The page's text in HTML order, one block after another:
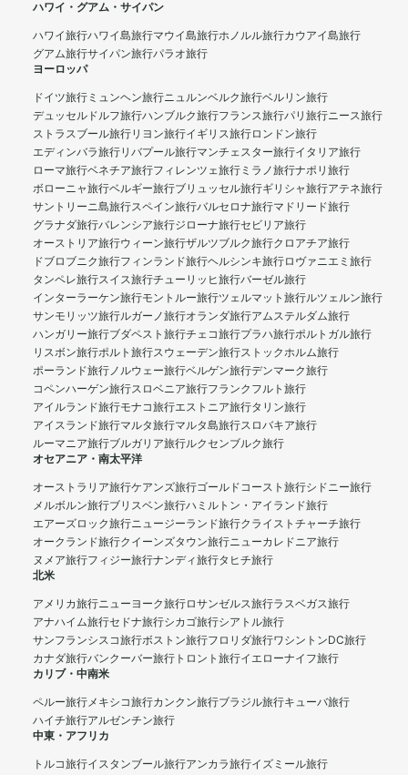
ハワイ・グアム・サイパン
ハワイ旅行ハワイ島旅行マウイ島旅行ホノルル旅行カウアイ島旅行
グアム旅行サイパン旅行パラオ旅行
ヨーロッパ
ドイツ旅行 ミュンヘン旅行ニュルンベルク旅行ベルリン旅行
デュッセルドルフ旅行ハンブルク旅行フランス旅行パリ旅行ニース旅行
ストラスブール旅行リヨン旅行イギリス旅行ロンドン旅行
エディンバラ旅行リバプール旅行マンチェスター旅行イタリア旅行
ローマ旅行ベネチア旅行フィレンツェ旅行 ミラノ旅行ナポリ旅行
ボローニャ旅行ベルギー旅行ブリュッセル旅行ギリシャ旅行アテネ旅行
サントリーニ島旅行スペイン旅行バルセロナ旅行マドリード旅行
グラナダ旅行バレンシア旅行ジローナ旅行セビリア旅行
オーストリア旅行ウィーン旅行ザルツブルク旅行クロアチア旅行
ドブロブニク旅行フィンランド旅行ヘルシンキ旅行ロヴァニエミ旅行
タンペレ旅行スイス旅行チューリッヒ旅行バーゼル旅行
インターラーケン旅行モントルー旅行ツェルマット旅行ルツェルン旅行
サンモリッツ旅行ルガーノ旅行オランダ旅行アムステルダム旅行
ハンガリー旅行ブダペスト旅行チェコ旅行プラハ旅行ポルトガル旅行
リスボン旅行ポルト旅行スウェーデン旅行ストックホルム旅行
ポーランド旅行ノルウェー旅行ベルゲン旅行デンマーク旅行
コペンハーゲン旅行スロベニア旅行フランクフルト旅行
アイルランド旅行モナコ旅行エストニア旅行タリン旅行
アイスランド旅行マルタ旅行マルタ島旅行スロバキア旅行
ルーマニア旅行ブルガリア旅行ルクセンブルク旅行
オセアニア・南太平洋
オーストラリア旅行ケアンズ旅行ゴールドコースト旅行シドニー旅行
メルボルン旅行ブリスベン旅行ハミルトン・アイランド旅行
エアーズロック旅行ニュージーランド旅行クライストチャーチ旅行
オークランド旅行クイーンズタウン旅行ニューカレドニア旅行
ヌメア旅行フィジー旅行ナンディ旅行タヒチ旅行
北米
アメリカ旅行ニューヨーク旅行ロサンゼルス旅行ラスベガス旅行
アナハイム旅行セドナ旅行シカゴ旅行シアトル旅行
サンフランシスコ旅行ボストン旅行フロリダ旅行ワシントンDC旅行
カナダ旅行バンクーバー旅行 トロント旅行イエローナイフ旅行
カリブ・中南米
ペルー旅行メキシコ旅行カンクン旅行ブラジル旅行キューバ旅行
ハイチ旅行アルゼンチン旅行
中東・アフリカ
トルコ旅行イスタンブール旅行アンカラ旅行イズミール旅行